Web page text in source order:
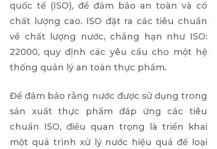
quốc tế (ISO), để đảm bảo an toàn và có
chất lượng cao. ISO đặt ra các tiêu chuẩn
về chất lượng nước, chẳng hạn như ISO:
22000, quy định các yêu cầu cho một hệ
thống quản lý an toàn thực phẩm.
Để đảm bảo rằng nước được sử dụng trong
sản xuất thực phẩm đáp ứng các tiêu
chuẩn ISO, điều quan trọng là triển khai
một quá trình xử lý nước hiệu quả để loại